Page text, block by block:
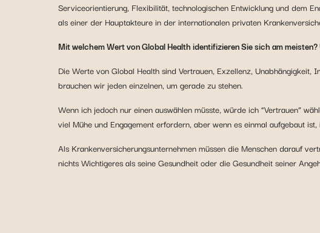
Serviceorientierung, Flexibilität, technologischen Entwicklung und dem
als einer der Hauptakteure in der internationalen privaten
Mit welchem Wert von Global Health identifizieren Sie sich am meisten?
Die Werte von Global Health sind Vertrauen, Exzellenz,
brauchen wir jeden einzelnen, um gerade zu stehen.
Wenn ich jedoch nur einen auswählen müsste, würde ich “Vertrauen”
viel Mühe und Engagement erfordern, aber wenn es einmal aufgebaut
Als Krankenversicherungsunternehmen müssen die Menschen darauf
nichts Wichtigeres als seine Gesundheit oder die Gesundheit seiner